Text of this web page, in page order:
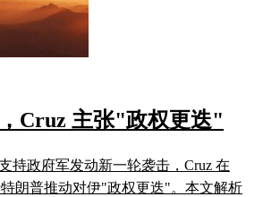
Cruz 主张"政权更迭"
持政府军发动新一轮袭击，Cruz 在
朗普推动对伊"政权更迭"。本文解析